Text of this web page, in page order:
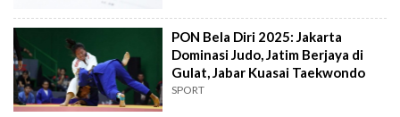
PON Bela Diri 2025: Jakarta
Dominasi Judo, Jatim Berjaya di
Gulat, Jabar Kuasai Taekwondo
SPORT